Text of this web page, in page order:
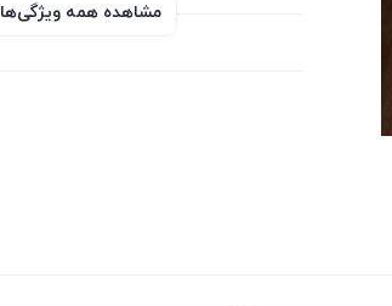
مشاهده همه ویژگی‌ها